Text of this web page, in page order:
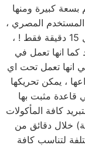
بسعة كبيرة ومنها
المستخدم المصري ،
تستطيع تجميد اي شيء في الفريزر خلال 15 دقيقة فقط ! ،
كما انها تعمل في
انها تعمل تحت اي
، يمكن تحريكها
قاعدة مثبت بها
كافة المأكولات
خلال دقائق من
لتناسب كافة